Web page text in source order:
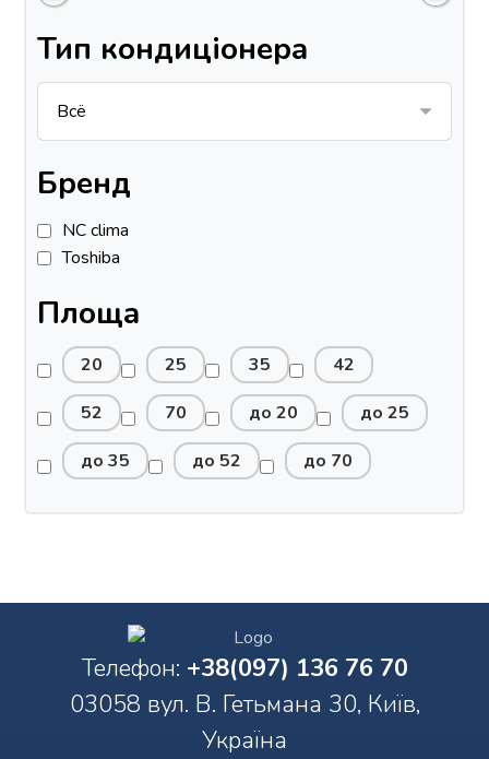
Тип кондиціонера
Бренд
NC clima
Toshiba
Площа
20 25 35
42
52
70 до 20
до 25
до 35
до 52 до 70
Телефон: +38(097) 136 76 70
03058 вул. В. Гетьмана 30, Київ,
Україна